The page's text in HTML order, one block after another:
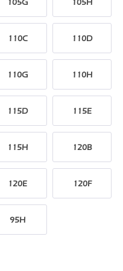
105G 105H
110C 110D
110G 110H
115D 115E
115H 120B
120E 120F
95H